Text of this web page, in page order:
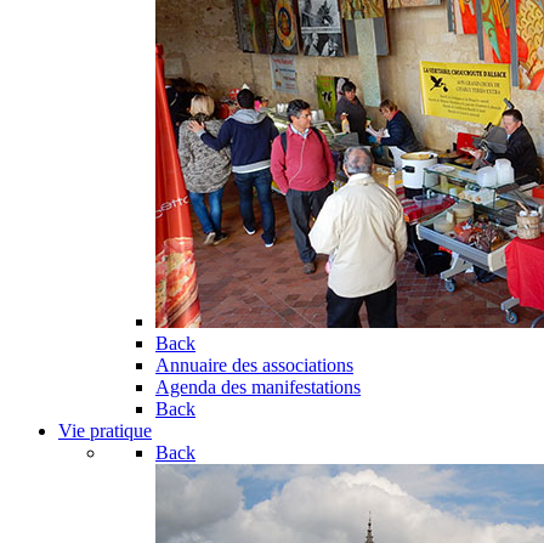
Back
Annuaire des associations
Agenda des manifestations
Back
Vie pratique
Back